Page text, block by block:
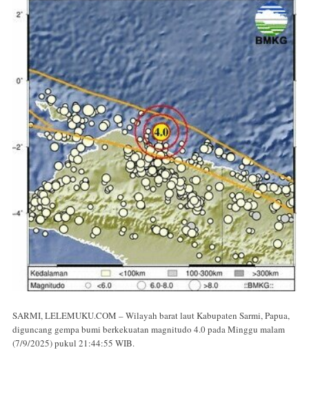
SARMI, LELEMUKU.COM – Wilayah barat laut Kabupaten Sarmi, Papua,
diguncang gempa bumi berkekuatan magnitudo 4.0 pada Minggu malam
(7/9/2025) pukul 21:44:55 WIB.